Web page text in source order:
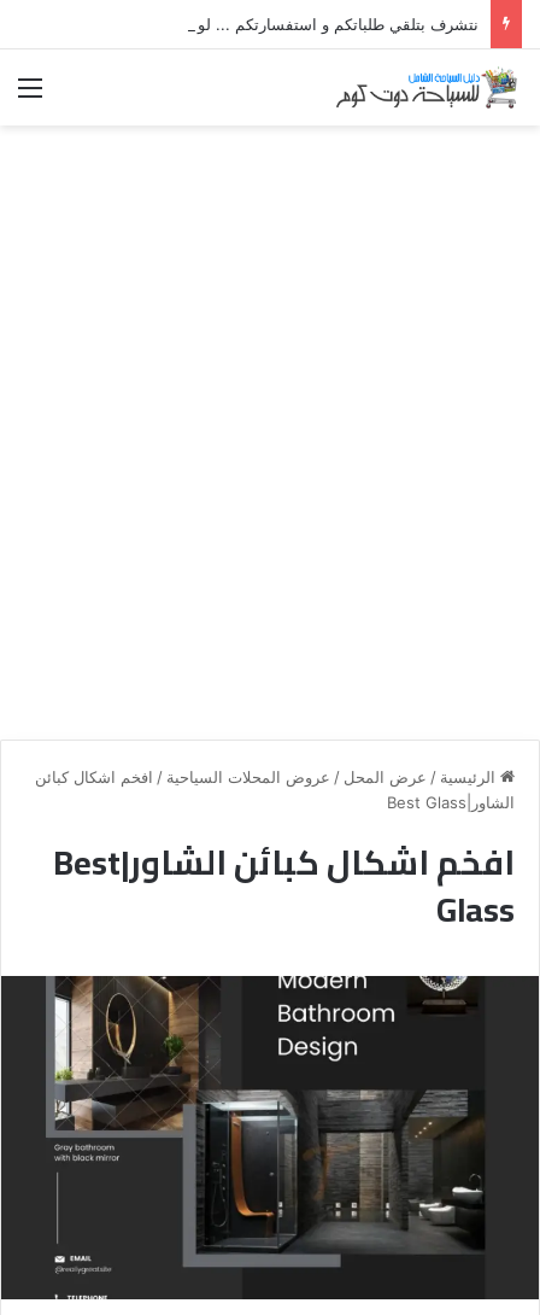
الرئيسية / عرض المحل / عروض المحلات السياحية / افخم اشكال كبائن
الشاور|Best Glass
افخم اشكال كبائن الشاور|Best
Glass